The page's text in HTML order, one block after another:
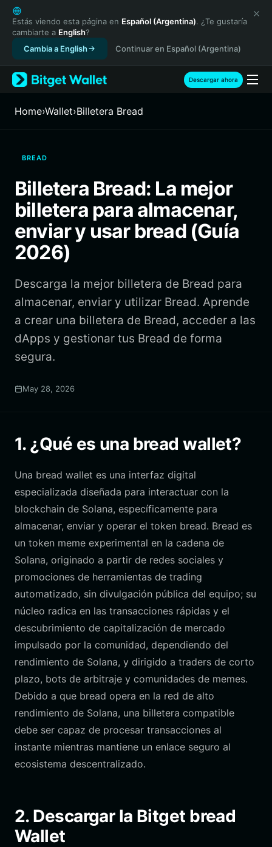
English
日本語
Tiếng Việt
Русский
Español (Latinoamérica)
Türkçe
Français
繁體中文
Bahasa Indonesia
ภาษาไทย
Español
Português (Brasil)
Estás viendo esta página en Español (Argentina). ¿Te gustaría
cambiarte a English?
Cambia a English
Continuar en Español (Argentina)
Descargar ahora
Home›Wallet›Billetera Bread
BREAD
Billetera Bread: La mejor
billetera para almacenar,
enviar y usar bread (Guía
2026)
Descarga la mejor billetera de Bread para
almacenar, enviar y utilizar Bread. Aprende
a crear una billetera de Bread, acceder a las
dApps y gestionar tus Bread de forma
segura.
May 28, 2026
1. ¿Qué es una bread wallet?
Una bread wallet es una interfaz digital
especializada diseñada para interactuar con la
blockchain de Solana, específicamente para
almacenar, enviar y operar el token bread. Bread es
un token meme experimental en la cadena de
Solana, originado a partir de redes sociales y
promociones de herramientas de trading
automatizado, sin divulgación pública del equipo; su
núcleo radica en las transacciones rápidas y el
descubrimiento de capitalización de mercado
impulsado por la comunidad, dependiendo del
rendimiento de Solana, y dirigido a traders de corto
plazo, bots de arbitraje y comunidades de memes.
Debido a que bread opera en la red de alto
rendimiento de Solana, una billetera compatible
debe ser capaz de procesar transacciones al
instante mientras mantiene un enlace seguro al
ecosistema descentralizado.
2. Descargar la Bitget bread
Wallet